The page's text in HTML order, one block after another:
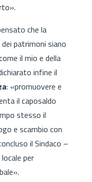
che la
patrimoni siano
il mio e della
infine il
: «promuovere e
il caposaldo
stesso il
e scambio con
il Sindaco –
per